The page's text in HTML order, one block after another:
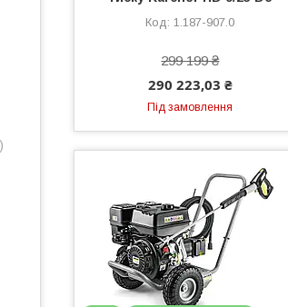
1.187-907.0
299 199 ₴
290 223,03 ₴
Під замовлення